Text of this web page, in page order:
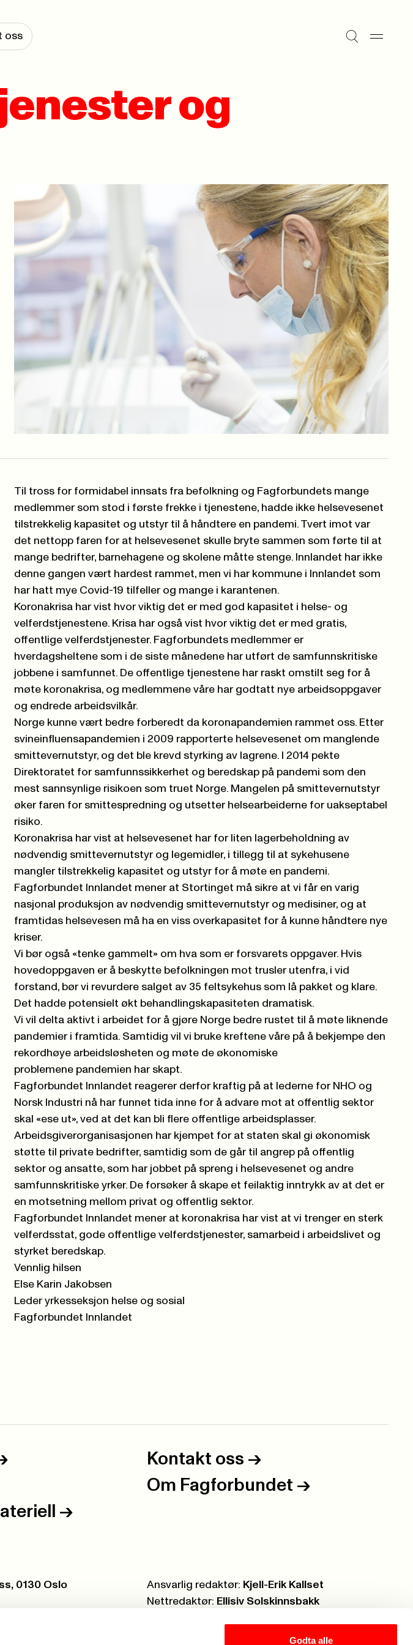
Godta alle
oss
og
Til tross for formidabel innsats fra befolkning og Fagforbundets mange
medlemmer som stod i første frekke i tjenestene, hadde ikke helsevesenet
tilstrekkelig kapasitet og utstyr til å håndtere en pandemi. Tvert imot var
det nettopp faren for at helsevesenet skulle bryte sammen som førte til at
mange bedrifter, barnehagene og skolene måtte stenge. Innlandet har ikke
denne gangen vært hardest rammet, men vi har kommune i Innlandet som
har hatt mye Covid-19 tilfeller og mange i karantenen.
Koronakrisa har vist hvor viktig det er med god kapasitet i helse- og
velferdstjenestene. Krisa har også vist hvor viktig det er med gratis,
offentlige velferdstjenester. Fagforbundets medlemmer er
hverdagsheltene som i de siste månedene har utført de samfunnskritiske
jobbene i samfunnet. De offentlige tjenestene har raskt omstilt seg for å
møte koronakrisa, og medlemmene våre har godtatt nye arbeidsoppgaver
og endrede arbeidsvilkår.
Norge kunne vært bedre forberedt da koronapandemien rammet oss. Etter
svineinfluensapandemien i 2009 rapporterte helsevesenet om manglende
smittevernutstyr, og det ble krevd styrking av lagrene. I 2014 pekte
Direktoratet for samfunnssikkerhet og beredskap på pandemi som den
mest sannsynlige risikoen som truet Norge. Mangelen på smittevernutstyr
øker faren for smittespredning og utsetter helsearbeiderne for uakseptabel
risiko.
Koronakrisa har vist at helsevesenet har for liten lagerbeholdning av
nødvendig smittevernutstyr og legemidler, i tillegg til at sykehusene
mangler tilstrekkelig kapasitet og utstyr for å møte en pandemi.
Fagforbundet Innlandet mener at Stortinget må sikre at vi får en varig
nasjonal produksjon av nødvendig smittevernutstyr og medisiner, og at
framtidas helsevesen må ha en viss overkapasitet for å kunne håndtere nye
kriser.
Vi bør også «tenke gammelt» om hva som er forsvarets oppgaver. Hvis
hovedoppgaven er å beskytte befolkningen mot trusler utenfra, i vid
forstand, bør vi revurdere salget av 35 feltsykehus som lå pakket og klare.
Det hadde potensielt økt behandlingskapasiteten dramatisk.
Vi vil delta aktivt i arbeidet for å gjøre Norge bedre rustet til å møte liknende
pandemier i framtida. Samtidig vil vi bruke kreftene våre på å bekjempe den
rekordhøye arbeidsløsheten og møte de økonomiske
problemene pandemien har skapt.
Fagforbundet Innlandet reagerer derfor kraftig på at lederne for NHO og
Norsk Industri nå har funnet tida inne for å advare mot at offentlig sektor
skal «ese ut», ved at det kan bli flere offentlige arbeidsplasser.
Arbeidsgiverorganisasjonen har kjempet for at staten skal gi økonomisk
støtte til private bedrifter, samtidig som de går til angrep på offentlig
sektor og ansatte, som har jobbet på spreng i helsevesenet og andre
samfunnskritiske yrker. De forsøker å skape et feilaktig inntrykk av at det er
en motsetning mellom privat og offentlig sektor.
Fagforbundet Innlandet mener at koronakrisa har vist at vi trenger en sterk
velferdsstat, gode offentlige velferdstjenester, samarbeid i arbeidslivet og
styrket beredskap.
Vennlig hilsen
Else Karin Jakobsen
Leder yrkesseksjon helse og sosial
Fagforbundet Innlandet
Kontakt oss ->
Om Fagforbundet ->
->
0130 Oslo
Ansvarlig redaktør: Kjell-Erik Kallset
Nettredaktør: Ellisiv Solskinnsbakk